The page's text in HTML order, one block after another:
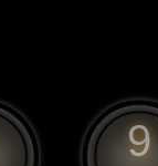
9